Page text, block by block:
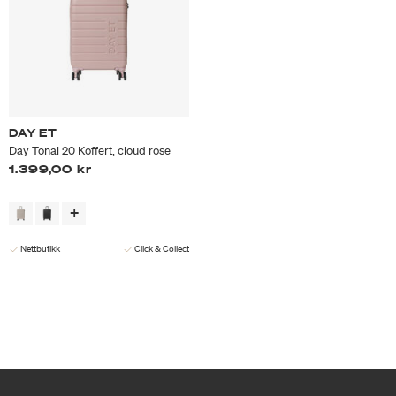
DAY ET
Day Tonal 20 Koffert, cloud rose
1.399,00 kr
Nettbutikk Click & Collect